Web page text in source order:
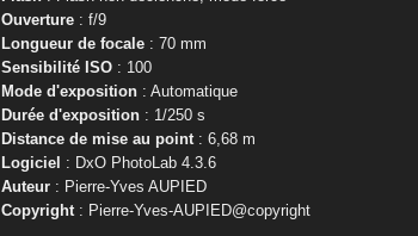
Ouverture : f/9
Longueur de focale : 70 mm
Sensibilité ISO : 100
Mode d'exposition : Automatique
Durée d'exposition : 1/250 s
Distance de mise au point : 6,68 m
Logiciel : DxO PhotoLab 4.3.6
Auteur : Pierre-Yves AUPIED
Copyright : Pierre-Yves-AUPIED@copyright